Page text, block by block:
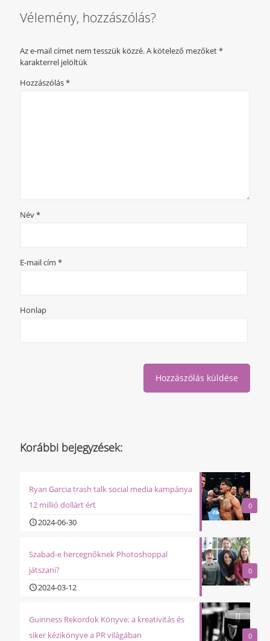
Vélemény, hozzászólás?
Az e-mail címet nem tesszük közzé.A kötelező mezőket*
karakterrel jelöltük
Hozzászólás*
Név*
E-mail cím *
Honlap
Korábbi bejegyzések:
0
Ryan Garcia trash talk social media kampánya
12 millió dollárt ért
2024-06-30
0
Szabad-e hercegnőknek Photoshoppal
játszani?
2024-03-12
0
Guinness Rekordok Könyve: a kreativitás és
siker kézikönyve a PR világában